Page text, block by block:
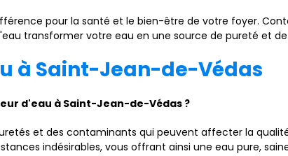
pour la santé et le bien-être de votre foyer.
transformer votre eau en une source de pureté et
à Saint-Jean-de-Védas
d'eau à Saint-Jean-de-Védas ?
et des contaminants qui peuvent affecter la
indésirables, vous offrant ainsi une eau pure,